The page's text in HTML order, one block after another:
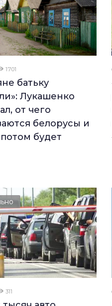
1701
батьку
Лукашенко
от чего
белорусы и
будет
311